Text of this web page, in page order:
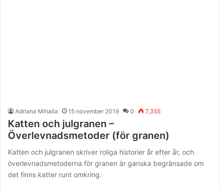
Adriana Mihaila 15 november 2019 0 7,355
Katten och julgranen –
Överlevnadsmetoder (för granen)
Katten och julgranen skriver roliga historier år efter år, och
överlevnadsmetoderna för granen är ganska begränsade om
det finns katter runt omkring.